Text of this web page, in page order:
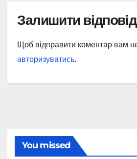
Залишити
Щоб відправити коментар вам
авторизуватись.
You missed